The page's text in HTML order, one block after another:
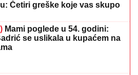
Četiri greške koje vas skupo
Mami poglede u 54. godini:
se uslikala u kupaćem na